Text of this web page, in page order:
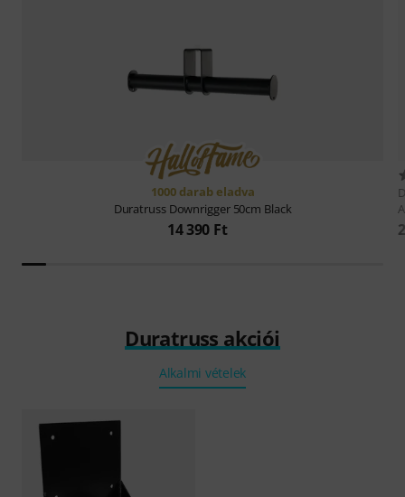
1000 darab eladva
Duratruss Downrigger 50cm Black
14 390 Ft
Duratruss akciói
Alkalmi vételek